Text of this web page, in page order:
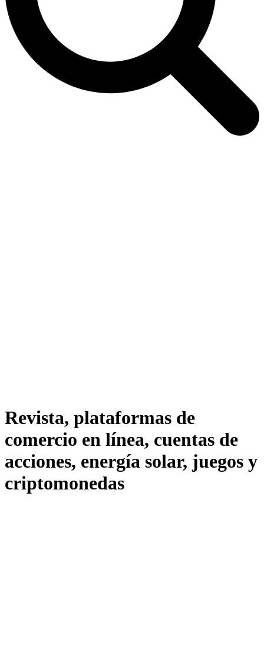
Revista, plataformas de
comercio en línea, cuentas de
acciones, energía solar, juegos y
criptomonedas